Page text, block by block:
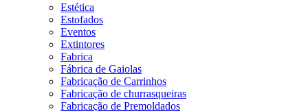
Estética
Estofados
Eventos
Extintores
Fabrica
Fábrica de Gaiolas
Fabricação de Carrinhos
Fabricação de churrasqueiras
Fabricação de Premoldados